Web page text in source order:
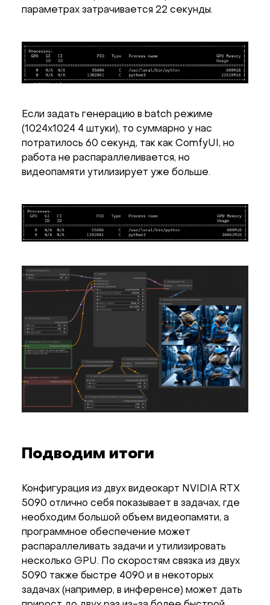
параметрах затрачивается 22 секунды.
Если задать генерацию в batch режиме
(1024x1024 4 штуки), то суммарно у нас
потратилось 60 секунд, так как ComfyUI, но
работа не распараллеливается, но
видеопамяти утилизирует уже больше.
Подводим итоги
Конфигурация из двух видеокарт NVIDIA RTX
5090 отлично себя показывает в задачах, где
необходим большой объем видеопамяти, а
программное обеспечение может
распараллеливать задачи и утилизировать
несколько GPU. По скоростям связка из двух
5090 также быстре 4090 и в некоторых
задачах (например, в инференсе) может дать